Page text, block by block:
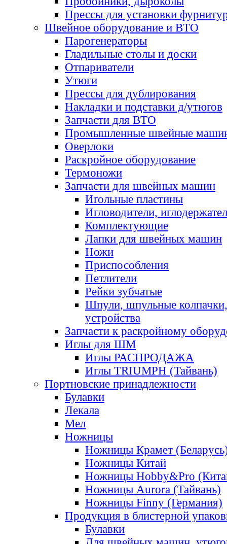
Прессы для установки
Швейное оборудование и ВТО
Парогенераторы
Гладильные столы и доски
Отпариватели
Утюги
Прессы для дублирования
Накладки и подставки д/утюгов
Запчасти для ВТО
Промышленные швейные
Оверлоки
Раскройное оборудование
Термоножи
Запчасти для швейных машин
Игольные пластины
Игловодители,
Комплектующие
Лапки для швейных машин
Ножи
Приспособления
Петлители
Рейки зубчатые
Шпули, шпульные
устройства
Запчасти к раскройному
Иглы для ШМ
Иглы РАСПРОДАЖА
Иглы TRIUMPH (Тайвань)
Портновские принадлежности
Булавки
Лекала
Мел
Ножницы
Ножницы Крамет
Ножницы Китай
Ножницы Hobby&Pro
Ножницы Aurora (Тайвань)
Ножницы Finny (Германия)
Продукция в блистерной
Булавки